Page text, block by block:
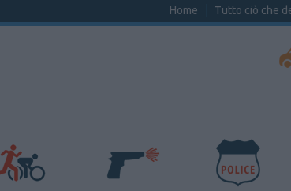
Home Tutto ciò che